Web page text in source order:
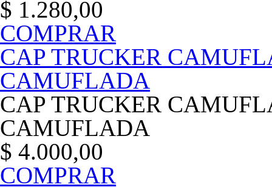
$ 1.280,00
COMPRAR
CAP TRUCKER
CAMUFLADA
CAP TRUCKER
CAMUFLADA
$ 4.000,00
COMPRAR